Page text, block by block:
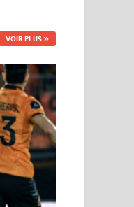
VOIR PLUS